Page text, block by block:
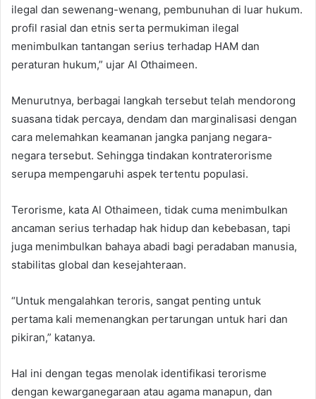
ilegal dan sewenang-wenang, pembunuhan di luar hukum.
profil rasial dan etnis serta permukiman ilegal
menimbulkan tantangan serius terhadap HAM dan
peraturan hukum,” ujar Al Othaimeen.
Menurutnya, berbagai langkah tersebut telah mendorong
suasana tidak percaya, dendam dan marginalisasi dengan
cara melemahkan keamanan jangka panjang negara-
negara tersebut. Sehingga tindakan kontraterorisme
serupa mempengaruhi aspek tertentu populasi.
Terorisme, kata Al Othaimeen, tidak cuma menimbulkan
ancaman serius terhadap hak hidup dan kebebasan, tapi
juga menimbulkan bahaya abadi bagi peradaban manusia,
stabilitas global dan kesejahteraan.
“Untuk mengalahkan teroris, sangat penting untuk
pertama kali memenangkan pertarungan untuk hari dan
pikiran,” katanya.
Hal ini dengan tegas menolak identifikasi terorisme
dengan kewarganegaraan atau agama manapun, dan